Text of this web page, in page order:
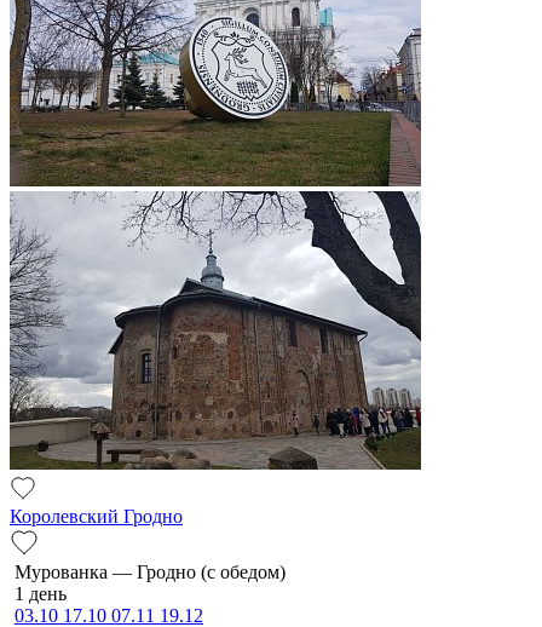
Королевский Гродно
Мурованка — Грод­но (с обе­дом)
1 день
03.10 17.10 07.11 19.12